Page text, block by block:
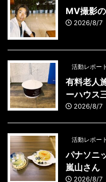
MV撮影
2026/8/7
活動レポート
有料老人
ーハウス
2026/8/7
活動レポート
パナソニ
嵐山さん
2026/8/7